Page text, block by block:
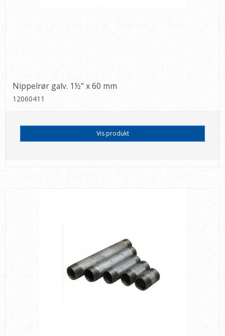
Nippelrør galv. 1½" x 60 mm
12060411
Vis produkt